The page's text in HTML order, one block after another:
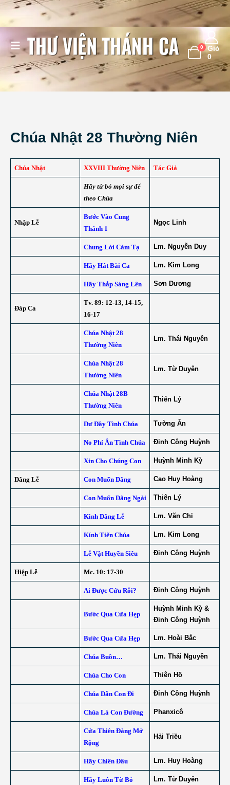
0
Giỏ
0
Chúa Nhật 28 Thường Niên
Chúa Nhật XXVIII Thường Niên Tác Giả
Hãy từ bỏ mọi sự để
theo Chúa
Nhập Lễ
Bước Vào Cung
Thánh 1
Ngọc Linh
Chung Lời Cảm Tạ Lm. Nguyễn Duy
Hãy Hát Bài Ca Lm. Kim Long
Hãy Thắp Sáng Lên Sơn Dương
Đáp Ca
Tv. 89: 12-13, 14-15,
16-17
Chúa Nhật 28
Thường Niên
Lm. Thái Nguyên
Chúa Nhật 28
Thường Niên
Lm. Từ Duyên
Chúa Nhật 28B
Thường Niên
Thiên Lý
Dư Đầy Tình Chúa Tường Ân
No Phỉ Ân Tình Chúa Đinh Công Huỳnh
Xin Cho Chúng Con Huỳnh Minh Kỳ
Dâng Lễ Con Muốn Dâng Cao Huy Hoàng
Con Muốn Dâng Ngài Thiên Lý
Kinh Dâng Lễ Lm. Văn Chi
Kính Tiến Chúa Lm. Kim Long
Lễ Vật Huyền Siêu Đinh Công Huỳnh
Hiệp Lễ Mc. 10: 17-30
Ai Được Cứu Rỗi? Đinh Công Huỳnh
Bước Qua Cửa Hẹp
Huỳnh Minh Kỳ &
Đinh Công Huỳnh
Bước Qua Cửa Hẹp Lm. Hoài Bắc
Chúa Buồn… Lm. Thái Nguyên
Chúa Cho Con Thiên Hồ
Chúa Dẫn Con Đi Đinh Công Huỳnh
Chúa Là Con Đường Phanxicô
Cửa Thiên Đàng Mở
Rộng
Hải Triều
Hãy Chiến Đấu Lm. Huy Hoàng
Hãy Luôn Từ Bỏ Lm. Từ Duyên